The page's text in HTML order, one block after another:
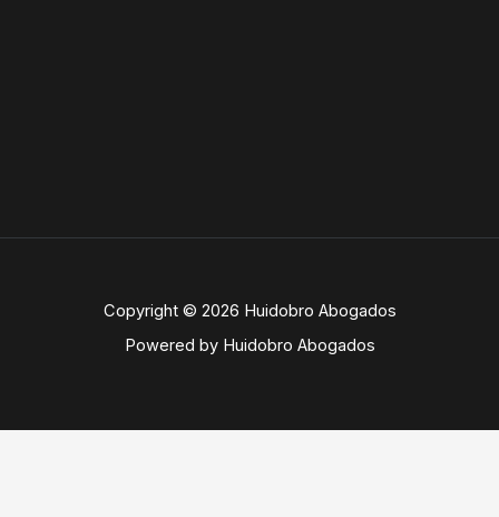
Copyright © 2026 Huidobro Abogados
Powered by Huidobro Abogados